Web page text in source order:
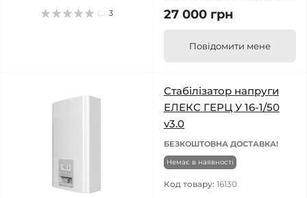
3 27 000 грн
Повідомити мене
Стабілізатор напруги
ЕЛЕКС ГЕРЦ У 16-1/50
v3.0
БЕЗКОШТОВНА ДОСТАВКА!
Немає в наявності
Код товару: 16130